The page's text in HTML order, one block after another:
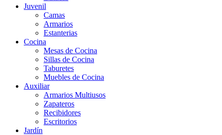
Juvenil
Camas
Armarios
Estanterias
Cocina
Mesas de Cocina
Sillas de Cocina
Taburetes
Muebles de Cocina
Auxiliar
Armarios Multiusos
Zapateros
Recibidores
Escritorios
Jardín